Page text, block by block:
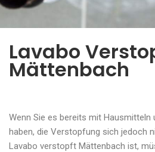
Lavabo
Mättenbach
Wenn Sie es bereits mit Hausmitteln
haben, die Verstopfung sich jedoch
Lavabo verstopft Mättenbach ist,